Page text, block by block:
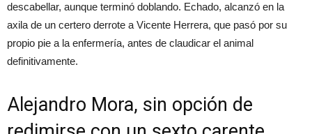
descabellar, aunque terminó doblando. Echado, alcanzó en la
axila de un certero derrote a Vicente Herrera, que pasó por su
propio pie a la enfermería, antes de claudicar el animal
definitivamente.
Alejandro Mora, sin opción de